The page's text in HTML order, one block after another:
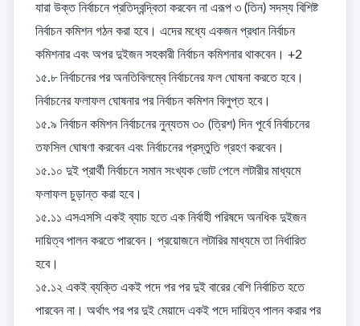
যারা উক্ত নির্বাচনে প্রতিদ্বন্দ্বিতা করবেন না এরূপ ৩ (তিন) সদস্য বিশিষ্ট
নির্বাচন কমিশন গঠন করা হবে। এদের মধ্যে একজন প্রধান নির্বাচন
কমিশনার এবং অপর দুইজন সহকারী নির্বাচন কমিশনার থাকবেন। +2
১৫.৮ নির্বাচনের পর অনতিবিলম্বে নির্বাচনের ফল ঘোষনা করতে হবে।
নির্বাচনের ফলাফল ঘোষনার পর নির্বাচন কমিশন বিলুপ্ত হবে।
১৫.৯ নির্বাচন কমিশন নির্বাচনের নুন্যতম ৩০ (ত্রিশ) দিন পূর্বে নির্বাচনের
তফসিল ঘোষণা করবেন এবং নির্বাচনের প্রস্তুতি গ্রহণ করবেন।
১৫.১০ দুই প্রার্থী নির্বাচনে সমান সংখ্যক ভোট পেলে লটারীর মাধ্যমে
ফলাফল চুড়ান্ত করা হবে।
১৫.১১ এসএসসি একই ব্যাচ হতে এক নির্বাহী পরিষদে অনধিক দুইজন
দায়িত্ব পালন করতে পারবেন। প্রয়োজনে লটারির মাধ্যমে তা নির্ধারিত
হবে।
১৫.১২ একই ব্যক্তি একই পদে পর পর দুই বারের বেশি নির্বাচিত হতে
পারবেন না। অর্থাৎ পর পর দুই মেয়াদে একই পদে দায়িত্ব পালন করার পর